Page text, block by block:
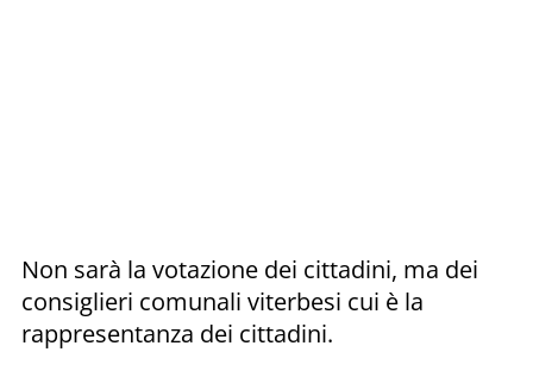
Non sarà la votazione dei cittadini, ma dei
consiglieri comunali viterbesi cui è la
rappresentanza dei cittadini.